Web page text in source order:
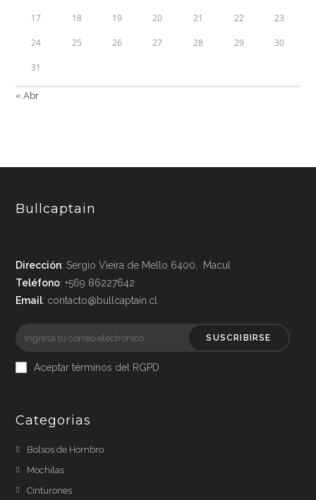
17 18 19 20 21 22 23
24 25 26 27 28 29 30
31
« Abr
Bullcaptain
Dirección: Sergio Vieira de Mello 6400, Macul
Teléfono: +569 86227642
Email: contacto@bullcaptain.cl
SUSCRIBIRSE
Aceptar términos del RGPD
Categorias
Bolsos de Hombro
Mochilas
Cinturones